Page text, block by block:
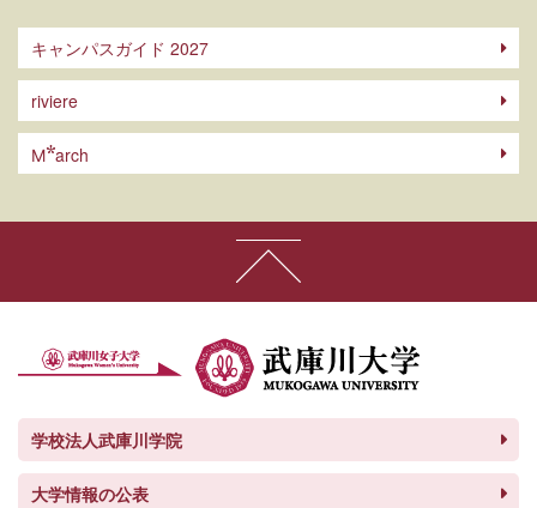
キャンパスガイド 2027
riviere
M arch
学校法人武庫川学院
大学情報の公表